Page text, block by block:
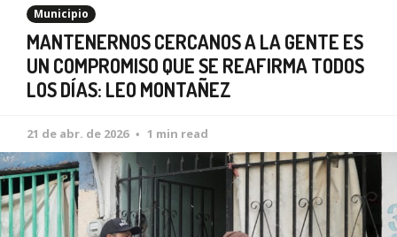
Municipio
MANTENERNOS CERCANOS A LA GENTE ES
UN COMPROMISO QUE SE REAFIRMA TODOS
LOS DÍAS: LEO MONTAÑEZ
21 de abr. de 2026 1 min read